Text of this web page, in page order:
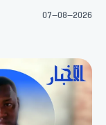
07-08-2026